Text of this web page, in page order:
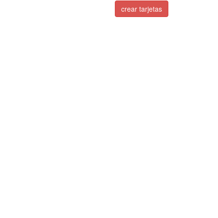
crear tarjetas